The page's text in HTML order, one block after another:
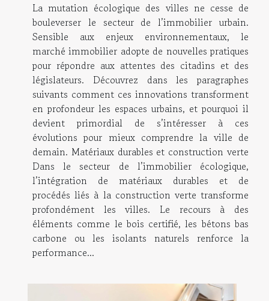
La mutation écologique des villes ne cesse de
bouleverser le secteur de l’immobilier urbain.
Sensible aux enjeux environnementaux, le
marché immobilier adopte de nouvelles pratiques
pour répondre aux attentes des citadins et des
législateurs. Découvrez dans les paragraphes
suivants comment ces innovations transforment
en profondeur les espaces urbains, et pourquoi il
devient primordial de s’intéresser à ces
évolutions pour mieux comprendre la ville de
demain. Matériaux durables et construction verte
Dans le secteur de l’immobilier écologique,
l’intégration de matériaux durables et de
procédés liés à la construction verte transforme
profondément les villes. Le recours à des
éléments comme le bois certifié, les bétons bas
carbone ou les isolants naturels renforce la
performance...